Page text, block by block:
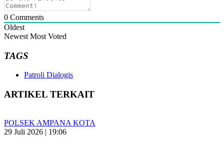
0 Comments
Oldest
Newest Most Voted
TAGS
Patroli Dialogis
ARTIKEL TERKAIT
POLSEK AMPANA KOTA
29 Juli 2026 | 19:06